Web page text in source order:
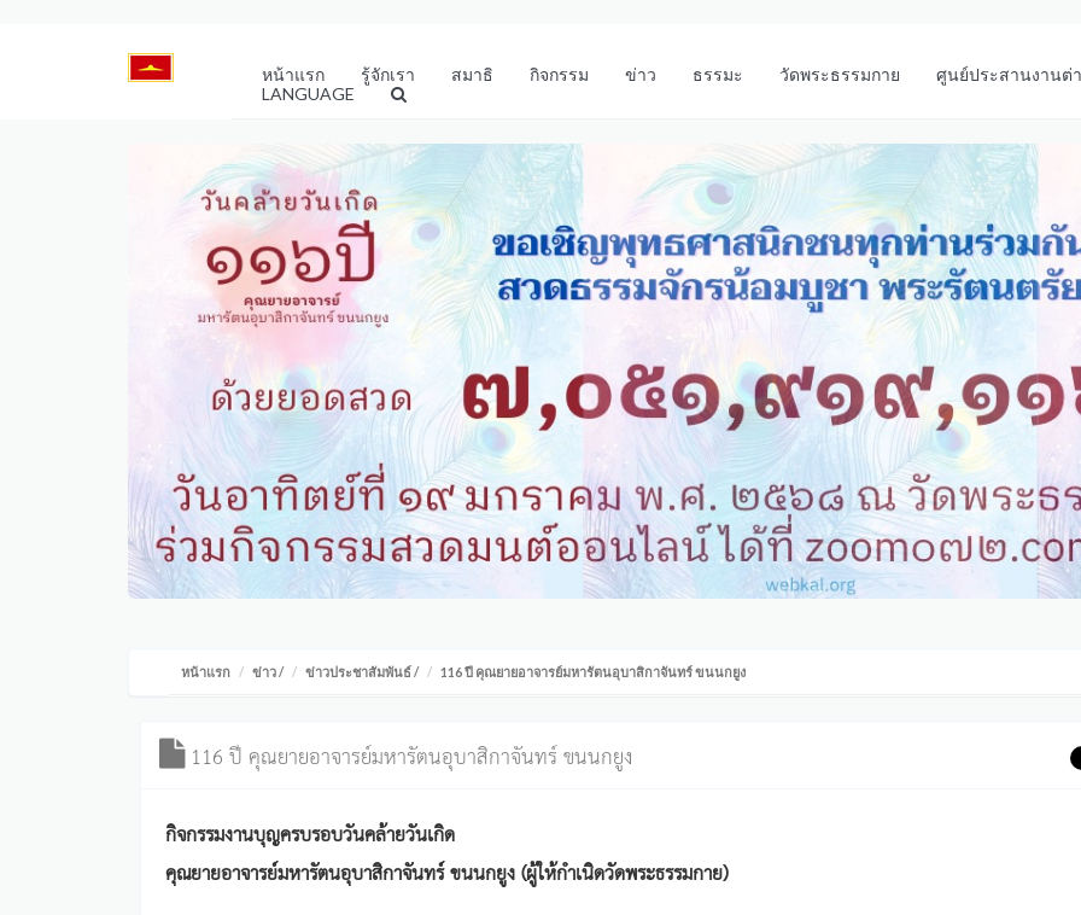
หน้าแรก รู้จักเรา สมาธิ กิจกรรม ข่าว ธรรมะ วัดพระธรรมกาย
ศูนย์ประสานงานต่
LANGUAGE
หน้าแรก ข่าว/ ข่าวประชาสัมพันธ์ / 116 ปี คุณยายอาจารย์มหารัตนอุบาสิกาจันทร์ ขนนกยูง
116 ปี คุณยายอาจารย์มหารัตนอุบาสิกาจันทร์ ขนนกยูง
กิจกรรมงานบุญครบรอบวันคล้ายวันเกิด
คุณยายอาจารย์มหารัตนอุบาสิกาจันทร์ ขนนกยูง (ผู้ให้กำเนิดวัดพระธรรมกาย)